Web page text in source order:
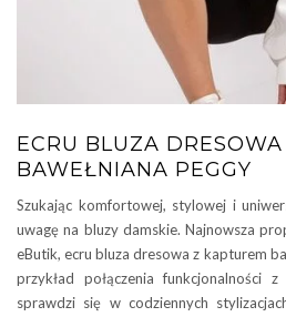
ECRU BLUZA
BAWEŁNIANA PEGGY
Szukając komfortowej, stylowej i
uwagę na bluzy damskie. Najnowsza
eButik, ecru bluza dresowa z kapturem
przykład połączenia funkcjonalności
sprawdzi się w codziennych